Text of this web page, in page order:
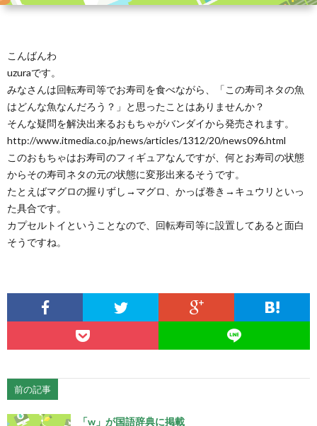
こんばんわ
uzuraです。
みなさんは回転寿司等でお寿司を食べながら、「この寿司ネタの魚
はどんな魚なんだろう？」と思ったことはありませんか？
そんな疑問を解決出来るおもちゃがバンダイから発売されます。
http://www.itmedia.co.jp/news/articles/1312/20/news096.html
このおもちゃはお寿司のフィギュアなんですが、何とお寿司の状態
からその寿司ネタの元の状態に変形出来るそうです。
たとえばマグロの握りずし→マグロ、かっぱ巻き→キュウリといっ
た具合です。
カプセルトイということなので、回転寿司等に設置してあると面白
そうですね。
前の記事
「w」が国語辞典に掲載